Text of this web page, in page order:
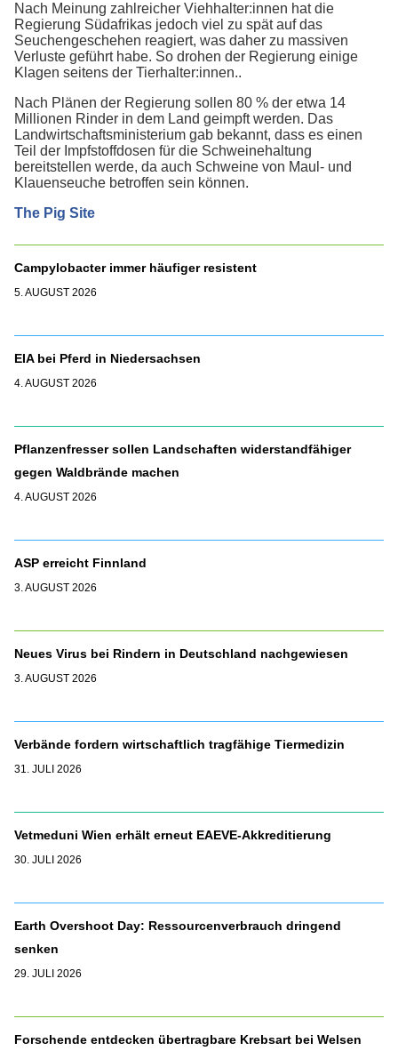
Nach Meinung zahlreicher Viehhalter:innen hat die
Regierung Südafrikas jedoch viel zu spät auf das
Seuchengeschehen reagiert, was daher zu massiven
Verluste geführt habe. So drohen der Regierung einige
Klagen seitens der Tierhalter:innen..
Nach Plänen der Regierung sollen 80 % der etwa 14
Millionen Rinder in dem Land geimpft werden. Das
Landwirtschaftsministerium gab bekannt, dass es einen
Teil der Impfstoffdosen für die Schweinehaltung
bereitstellen werde, da auch Schweine von Maul- und
Klauenseuche betroffen sein können.
The Pig Site
Campylobacter immer häufiger resistent
5. AUGUST 2026
EIA bei Pferd in Niedersachsen
4. AUGUST 2026
Pflanzenfresser sollen Landschaften widerstandfähiger
gegen Waldbrände machen
4. AUGUST 2026
ASP erreicht Finnland
3. AUGUST 2026
Neues Virus bei Rindern in Deutschland nachgewiesen
3. AUGUST 2026
Verbände fordern wirtschaftlich tragfähige Tiermedizin
31. JULI 2026
Vetmeduni Wien erhält erneut EAEVE-Akkreditierung
30. JULI 2026
Earth Overshoot Day: Ressourcenverbrauch dringend
senken
29. JULI 2026
Forschende entdecken übertragbare Krebsart bei Welsen